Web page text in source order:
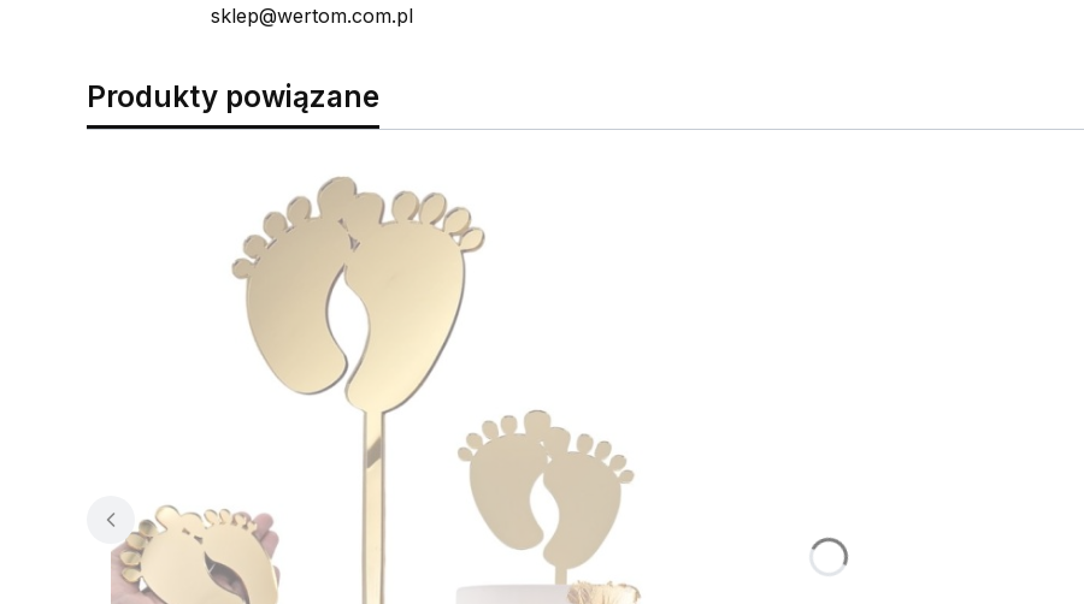
sklep@wertom.com.pl
Produkty powiązane